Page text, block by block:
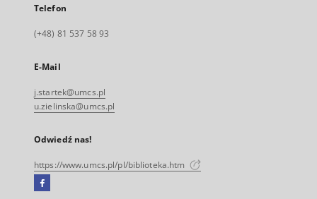
Telefon
(+48) 81 537 58 93
E-Mail
j.startek@umcs.pl
u.zielinska@umcs.pl
Odwiedź nas!
https://www.umcs.pl/pl/biblioteka.htm
Facebook